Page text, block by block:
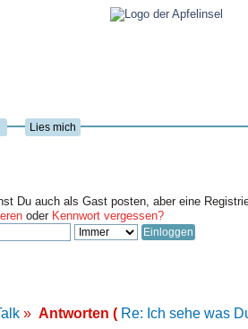
Lies mich
Du auch als Gast posten, aber eine
oder Kennwort vergessen?
» Antworten ( Re: Ich sehe was